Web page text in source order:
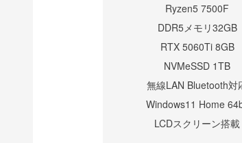
Ryzen5 7500F
DDR5メモリ32GB
RTX 5060Ti 8GB
NVMeSSD 1TB
無線LAN Bluetooth対
Windows11 Home
LCDスクリーン搭載